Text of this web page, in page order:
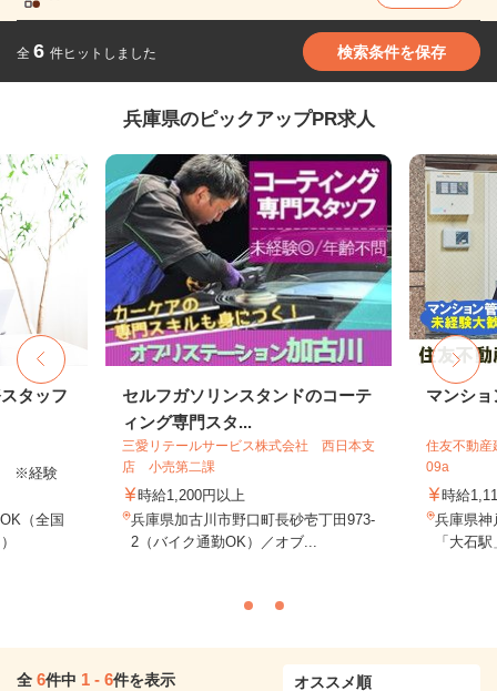
全 6 件ヒットしました 検索条件を保存
兵庫県のピックアップPR求人
タッフ
※経験
（全国
セルフガソリンスタンドのコーテ
ィング専門スタ...
三愛リテールサービス株式会社 西日本支
店 小売第二課
時給1,200円以上
兵庫県加古川市野口町長砂壱丁田973-
2（バイク通勤OK）／オブ...
マンシ
住友不動産
09a
時給
兵庫県神
「大石
全 6件中 1 - 6件を表示